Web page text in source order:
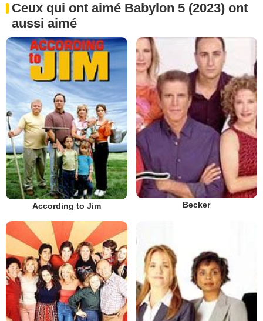
Ceux qui ont aimé Babylon 5 (2023) ont
aussi aimé
According to Jim Becker